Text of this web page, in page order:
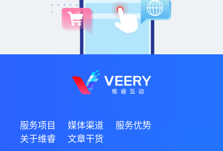
服务项目 媒体渠道
服务优势
关于维睿
文章干货